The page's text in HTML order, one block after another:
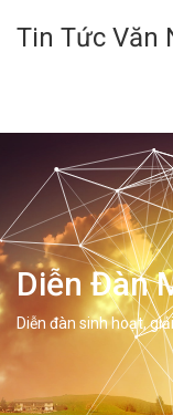
Tin Tức Văn
Diễn Đàn
Diễn đàn sinh hoạt,